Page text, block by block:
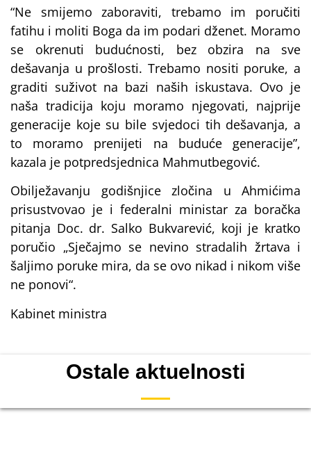
“Ne smijemo zaboraviti, trebamo im poručiti
fatihu i moliti Boga da im podari dženet. Moramo
se okrenuti budućnosti, bez obzira na sve
dešavanja u prošlosti. Trebamo nositi poruke, a
graditi suživot na bazi naših iskustava. Ovo je
naša tradicija koju moramo njegovati, najprije
generacije koje su bile svjedoci tih dešavanja, a
to moramo prenijeti na buduće generacije”,
kazala je potpredsjednica Mahmutbegović.
Obilježavanju godišnjice zločina u Ahmićima
prisustvovao je i federalni ministar za boračka
pitanja Doc. dr. Salko Bukvarević, koji je kratko
poručio „Sječajmo se nevino stradalih žrtava i
šaljimo poruke mira, da se ovo nikad i nikom više
ne ponovi“.
Kabinet ministra
Ostale aktuelnosti